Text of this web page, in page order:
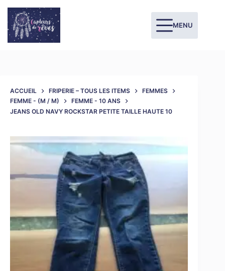
MENU
ACCUEIL FRIPERIE – TOUS LES ITEMS
FEMMES
FEMME - (M / M)
FEMME - 10 ANS
JEANS OLD NAVY ROCKSTAR PETITE TAILLE HAUTE 10